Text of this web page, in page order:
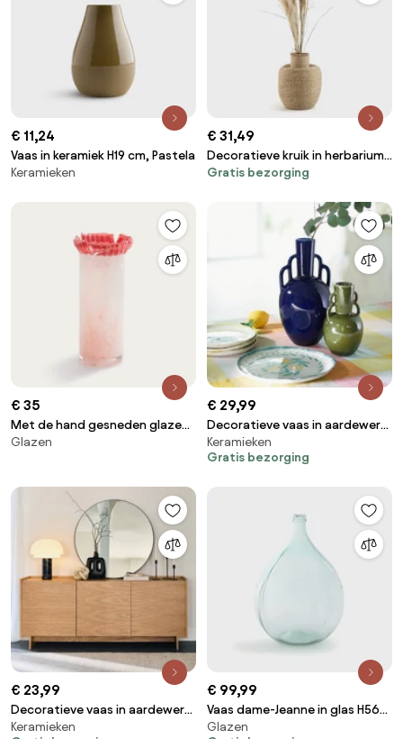
€ 11,24
Vaas in keramiek H19 cm, Pastela
Keramieken
€ 31,49
Decoratieve kruik in herbarium
H53 cm, Maylon
Gratis bezorging
€ 35
Met de hand gesneden glazen
vaas H26,5 cm, Eloria
Glazen
€ 29,99
Decoratieve vaas in aardewerk
H33,5 cm, Arielle
Keramieken
Gratis bezorging
€ 23,99
Decoratieve vaas in aardewerk
H30,5 cm, Mayala
Keramieken
€ 99,99
Vaas dame-Jeanne in glas H56
cm, Izolia
Glazen